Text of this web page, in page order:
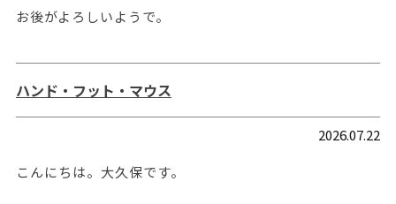
お後がよろしいようで。
ハンド・フット・マウス
2026.07.22
こんにちは。大久保です。